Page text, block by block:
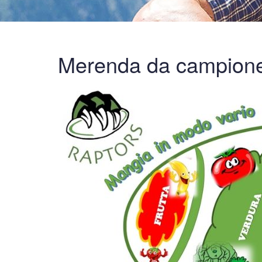
Merenda da